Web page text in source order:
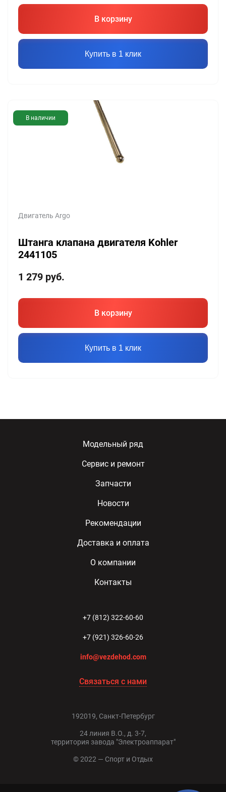
В корзину
Купить в 1 клик
В наличии
Двигатель Argo
Штанга клапана двигателя Kohler
2441105
1 279 руб.
В корзину
Купить в 1 клик
Модельный ряд
Сервис и ремонт
Запчасти
Новости
Рекомендации
Доставка и оплата
О компании
Контакты
+7 (812) 322-60-60
+7 (921) 326-60-26
info@vezdehod.com
Связаться с нами
192019, Санкт-Петербург
24 линия В.О., д. 3-7,
территория завода "Электроаппарат"
© 2022 — Спорт и Отдых